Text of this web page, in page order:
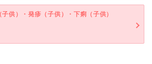
子供）・発疹（子供）・下痢（子供）